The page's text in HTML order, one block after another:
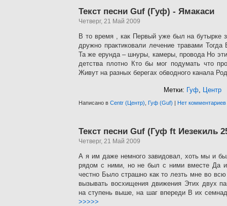
Текст песни Guf (Гуф) - Ямакаси
Четверг, 21 Май 2009
В то время , как Первый уже был на бутырке
дружно практиковали лечение травами
Та же ерунда – шнуры, камеры, провода Но
детства плотно Кто бы мог подумать что
Живут на разных берегах обводного канала
Метки: Гуф, Центр
Написано в Centr (Центр) Гуф (Guf) | Нет комментариев
Текст песни Guf (Гуф ft Иезекиль
Четверг, 21 Май 2009
А я им даже немного завидовал, хоть мы и
рядом с ними, но не был с ними вместе Да
честно Было страшно как то лезть мне во
вызывать восхищения движения Этих двух
на ступень выше, на шаг впереди В их
>>>>>